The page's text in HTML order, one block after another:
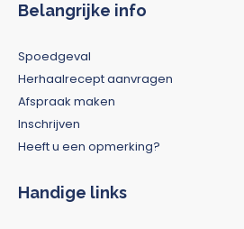
Belangrijke info
Spoedgeval
Herhaalrecept aanvragen
Afspraak maken
Inschrijven
Heeft u een opmerking?
Handige links